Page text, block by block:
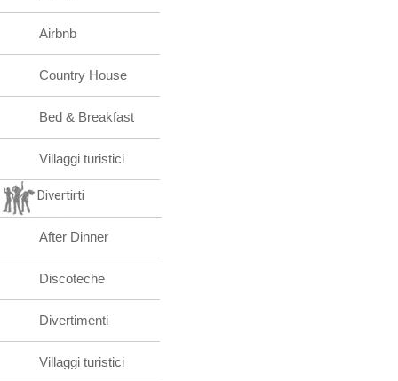
Airbnb
Country House
Bed & Breakfast
Villaggi turistici
Divertirti
After Dinner
Discoteche
Divertimenti
Villaggi turistici